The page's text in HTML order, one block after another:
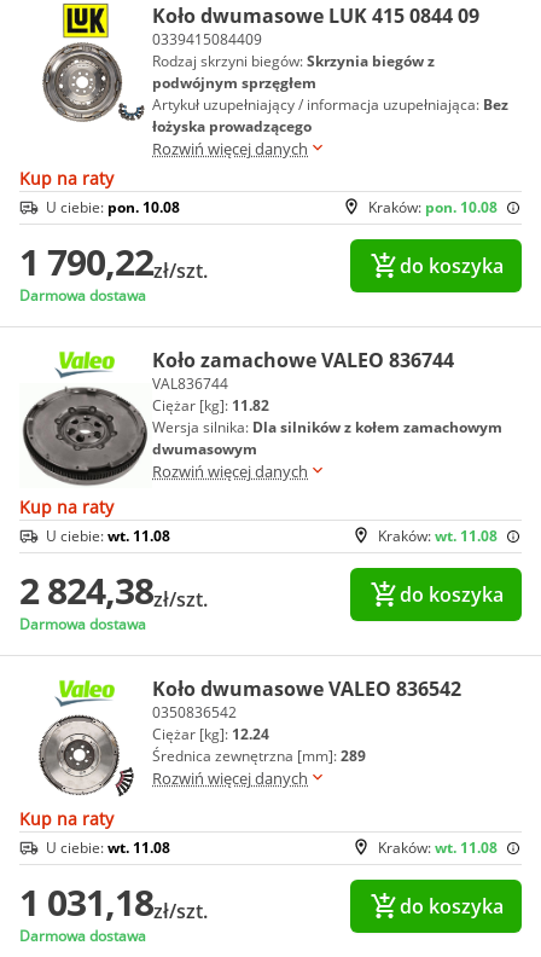
Koło dwumasowe LUK 415 0844 09
0339415084409
Rodzaj skrzyni biegów:Skrzynia biegów z
podwójnym sprzęgłem
Artykuł uzupełniający / informacja uzupełniająca: Bez
łożyska prowadzącego
Rozwiń więcej danych
Kup na raty
Kraków: pon. 10.08
U ciebie: pon. 10.08
1 790,22zł/szt.
Darmowa dostawa
do koszyka
Koło zamachowe VALEO 836744
VAL836744
Ciężar [kg]: 11.82
Wersja silnika: Dla silników z kołem zamachowym
dwumasowym
Rozwiń więcej danych
Kup na raty
Kraków:wt. 11.08
U ciebie:wt. 11.08
2 824,38zł/szt.
Darmowa dostawa
do koszyka
Koło dwumasowe VALEO 836542
0350836542
Ciężar [kg]: 12.24
Średnica zewnętrzna [mm]:289
Rozwiń więcej danych
Kup na raty
Kraków:wt. 11.08
U ciebie:wt. 11.08
1 031,18zł/szt.
Darmowa dostawa
do koszyka